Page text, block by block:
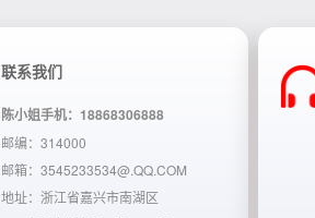
联系我们
陈小姐手机：18868306888
邮编：314000
邮箱：3545233534@.QQ.COM
地址：浙江省嘉兴市南湖区